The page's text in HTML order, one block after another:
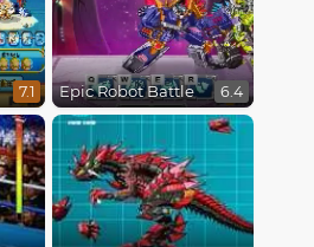
7.1 Epic Robot Battle 6.4